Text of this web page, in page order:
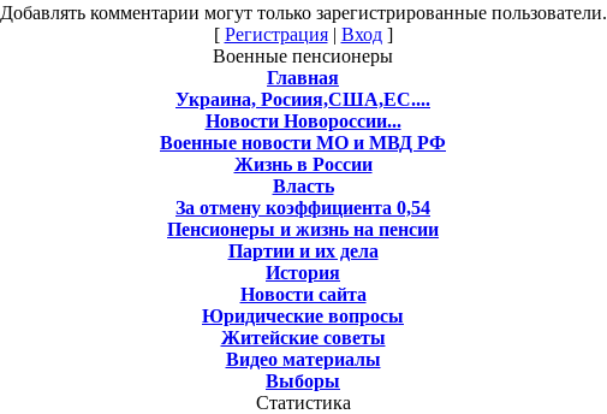
Добавлять комментарии могут только зарегистрированные пользователи.
[ Регистрация| Вход]
Военные пенсионеры
Главная
Украина, Росиия,США,ЕС....
Новости Новороссии...
Военные новости МО и МВД РФ
Жизнь в России
Власть
За отмену коэффициента 0,54
Пенсионеры и жизнь на пенсии
Партии и их дела
История
Новости сайта
Юридические вопросы
Житейские советы
Видео материалы
Выборы
Статистика